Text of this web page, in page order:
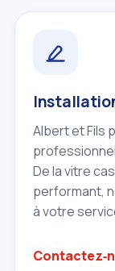
Albert et Fils
De la vitre
performant,
à votre